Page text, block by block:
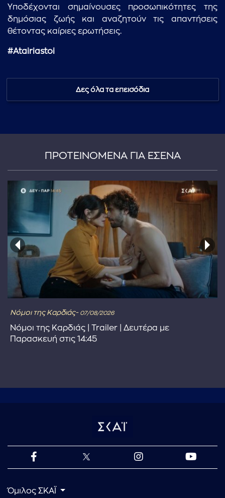
Υποδέχονται σημαίνουσες προσωπικότητες της
δημόσιας ζωής και αναζητούν τις απαντήσεις
θέτοντας καίριες ερωτήσεις.
#Atairiastoi
Δες όλα τα επεισόδια
ΠΡΟΤΕΙΝΟΜΕΝΑ ΓΙΑ ΕΣΕΝΑ
Νόμοι της Καρδιάς- 07/08/2026
Νόμοι της Καρδιάς | Trailer | Δευτέρα με
Παρασκευή στις 14:45
Όμιλος ΣΚΑΪ